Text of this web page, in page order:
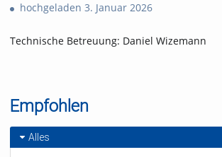
hochgeladen 3. Januar 2026
Technische Betreuung: Daniel Wizemann
Empfohlen
Alles